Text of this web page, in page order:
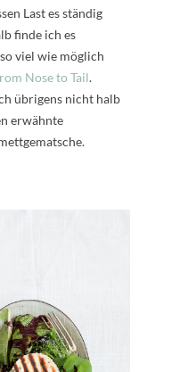
Last es ständig
finde ich es
viel wie möglich
Nose to Tail.
übrigens nicht halb
erwähnte